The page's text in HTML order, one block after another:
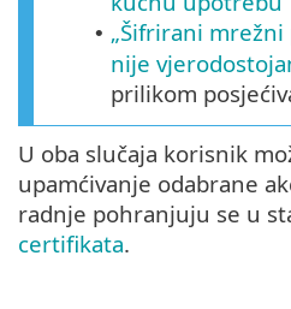
• „Šifrirani
nije
prilikom
U oba slučaja korisnik
upamćivanje odabrane
radnje pohranjuju se u
certifikata.